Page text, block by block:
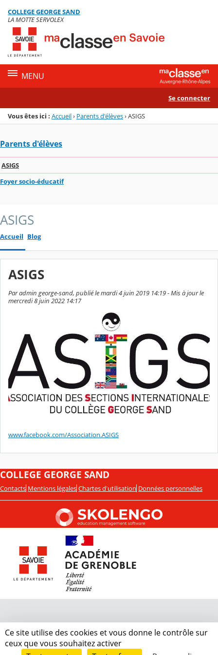
Menu de la rubrique
Contenu
COLLEGE GEORGE SAND
LA MOTTE SERVOLEX
MENU
Se connecter
Vous êtes ici : Accueil› Parents d'élèves›ASIGS
Parents d'élèves
ASIGS
Foyer socio-éducatif
ASIGS
Accueil Blog
ASIGS
Par admin george-sand, publié le mardi 4 juin 2019 14:19 - Mis à jour le
mercredi 8 juin 2022 14:17
www.facebook.com/Association.ASIGS
COLLEGE GEORGE SAND
Contacts Mentions légales Chartes d'utilisation Données personnelles
Ce site utilise des cookies et vous donne le contrôle sur
ceux que vous souhaitez activer